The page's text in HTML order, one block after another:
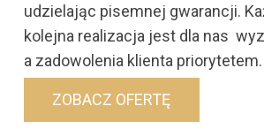
udzielając pisemnej gwarancji.
kolejna realizacja jest dla nas
a zadowolenia klienta priorytetem.
ZOBACZ OFERTĘ